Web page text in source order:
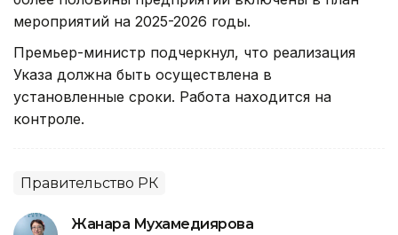
мероприятий на 2025-2026 годы.
Премьер-министр подчеркнул, что реализация
Указа должна быть осуществлена в
установленные сроки. Работа находится на
контроле.
Правительство РК
Жанара Мухамедиярова